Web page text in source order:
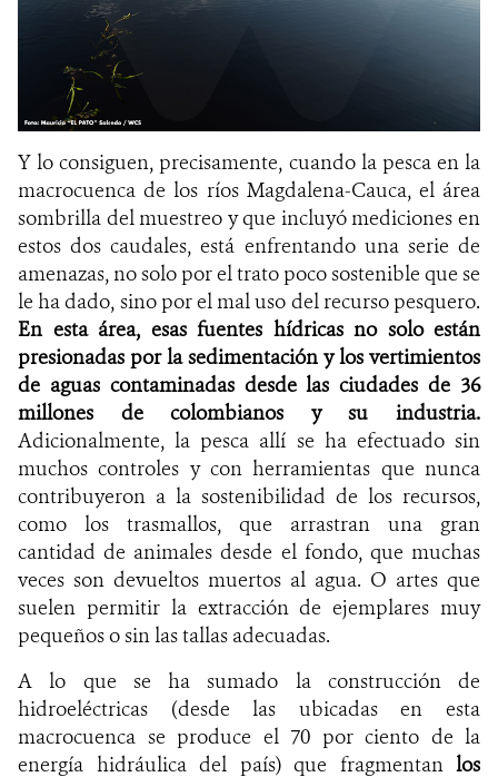
Y lo consiguen, precisamente, cuando la pesca en la
macrocuenca de los ríos Magdalena-Cauca, el área
sombrilla del muestreo y que incluyó mediciones en
estos dos caudales, está enfrentando una serie de
amenazas, no solo por el trato poco sostenible que se
le ha dado, sino por el mal uso del recurso pesquero.
En esta área, esas fuentes hídricas no solo están
presionadas por la sedimentación y los vertimientos
de aguas contaminadas desde las ciudades de 36
millones de colombianos y su industria.
Adicionalmente, la pesca allí se ha efectuado sin
muchos controles y con herramientas que nunca
contribuyeron a la sostenibilidad de los recursos,
como los trasmallos, que arrastran una gran
cantidad de animales desde el fondo, que muchas
veces son devueltos muertos al agua. O artes que
suelen permitir la extracción de ejemplares muy
pequeños o sin las tallas adecuadas.
A lo que se ha sumado la construcción de
hidroeléctricas (desde las ubicadas en esta
macrocuenca se produce el 70 por ciento de la
energía hidráulica del país) que fragmentan los